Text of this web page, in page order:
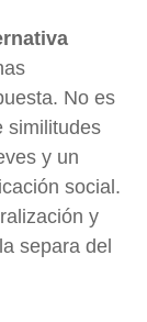
No es
similitudes
y un
social.
y
separa del